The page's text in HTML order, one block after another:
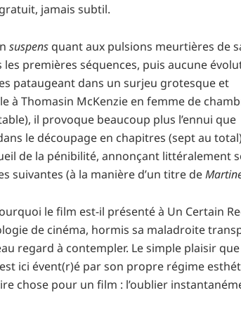
jamais subtil.
suspens quant aux pulsions meurtières de
premières séquences, puis aucune
pataugeant dans un surjeu grotesque et
à Thomasin McKenzie en femme de
il provoque beaucoup plus l’ennui que
le découpage en chapitres (sept au
de la pénibilité, annonçant littéralement
suivantes (à la manière d’un titre de
le film est-il présenté à Un Certain
de cinéma, hormis sa maladroite
regard à contempler. Le simple plaisir
ici évent(r)é par son propre régime
chose pour un film : l’oublier